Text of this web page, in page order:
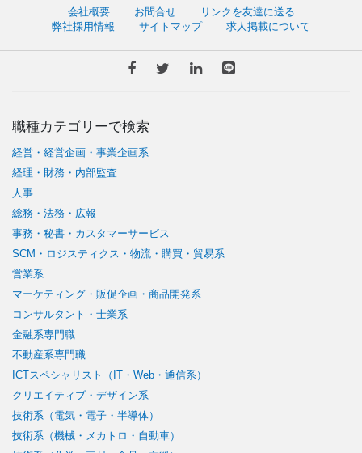
会社概要 お問合せ
リンクを友達に送る
弊社採用情報
サイトマップ 求人掲載について
職種カテゴリーで検索
経営・経営企画・事業企画系
経理・財務・内部監査
人事
総務・法務・広報
事務・秘書・カスタマーサービス
SCM・ロジスティクス・物流・購買・貿易系
営業系
マーケティング・販促企画・商品開発系
コンサルタント・士業系
金融系専門職
不動産系専門職
ICTスペシャリスト（IT・Web・通信系）
クリエイティブ・デザイン系
技術系（電気・電子・半導体）
技術系（機械・メカトロ・自動車）